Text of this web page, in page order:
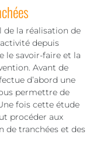
de la réalisation de
depuis
le savoir-faire et la
Avant de
d’abord une
permettre de
fois cette étude
procéder aux
de tranchées et des